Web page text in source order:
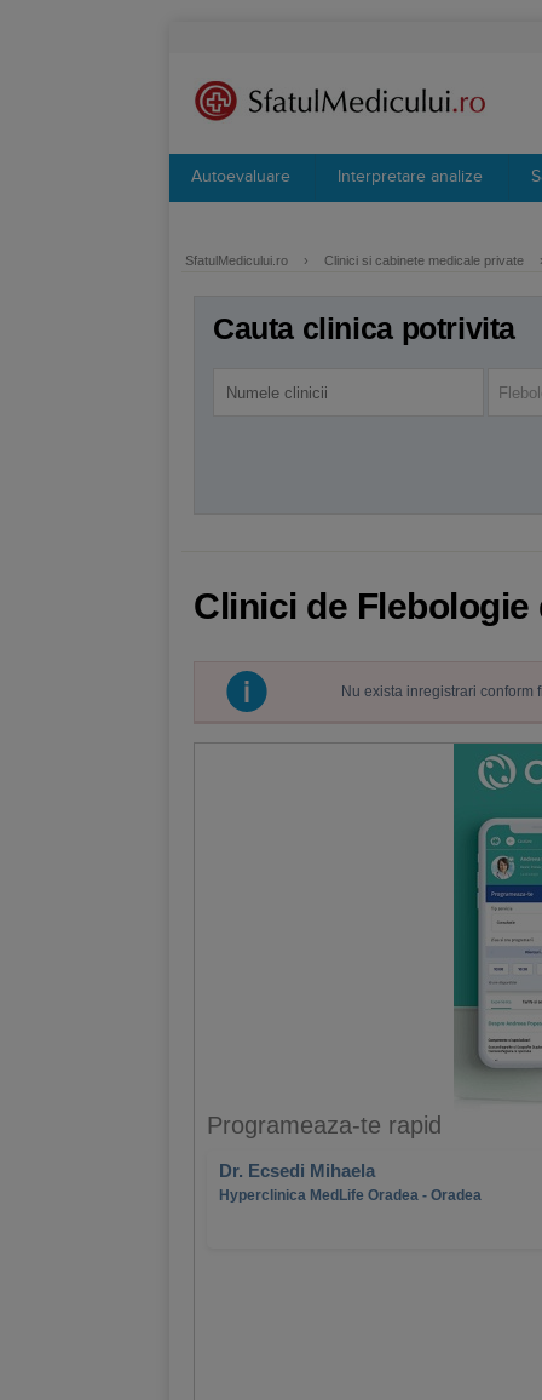
Autoevaluare Interpretare analize
SfatulMedicului.ro › Clinici si cabinete medicale private
Cauta clinica potrivita
Clinici de Flebologie
Nu exista inregistrari
Programeaza-te rapid
Dr. Ecsedi Mihaela
Hyperclinica MedLife Oradea - Oradea